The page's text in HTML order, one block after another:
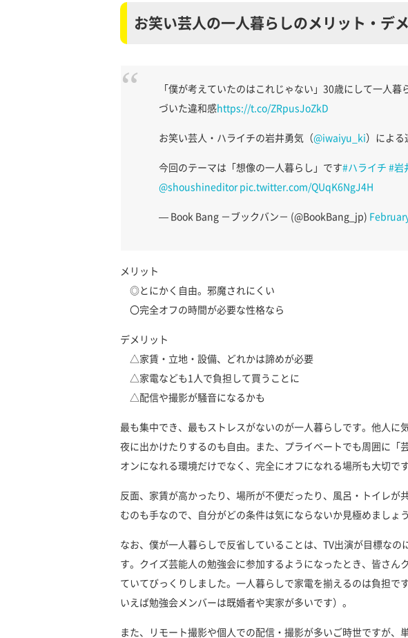
お笑い芸人の一人暮らしのメリット・デ
「僕が考えていたのはこれじゃない」30歳にして一人暮
づいた違和感https://t.co/ZRpusJoZkD
お笑い芸人・ハライチの岩井勇気（@iwaiyu_ki ）による
今回のテーマは「想像の一人暮らし」です#ハライチ #岩
@shoushineditor pic.twitter.com/QUqK6NgJ4H
— Book Bang －ブックバン－ (@BookBang_jp)
メリット
◎とにかく自由。邪魔されにくい
〇完全オフの時間が必要な性格なら
デメリット
△家賃・立地・設備、どれかは諦めが必要
△家電なども1人で負担して買うことに
△配信や撮影が騒音になるかも
最も集中でき、最もストレスがないのが一人暮らしです。他人に
夜に出かけたりするのも自由。また、プライベートでも周囲に「
オンになれる環境だけでなく、完全にオフになれる場所も大切です
反面、家賃が高かったり、場所が不便だったり、風呂・トイレが
むのも手なので、自分がどの条件は気にならないか見極めましょう
なお、僕が一人暮らしで反省していることは、TV出演が目標なの
す。クイズ芸能人の勉強会に参加するようになったとき、皆さん
ていてびっくりしました。一人暮らしで家電を揃えるのは負担で
いえば勉強会メンバーは既婚者や実家が多いです）。
また、リモート撮影や個人での配信・撮影が多いご時世ですが、